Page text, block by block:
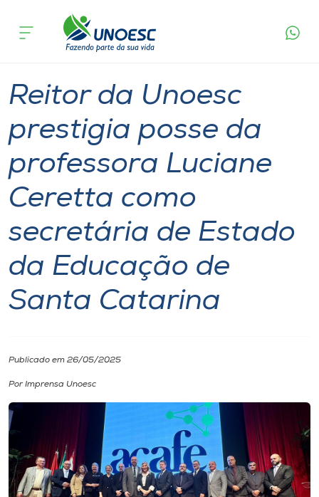
Cursos
Atendimento ao Estudante
Portal de Ensino
Unoesc
Internacionalização
Diplomados
Cultura
CPA
acontece
Educação de Santa Catarina
Reitoria
Reitor da Unoesc
prestigia posse da
professora Luciane
Ceretta como
secretária de Estado
da Educação de
Santa Catarina
Publicado em 26/05/2025
Por Imprensa Unoesc